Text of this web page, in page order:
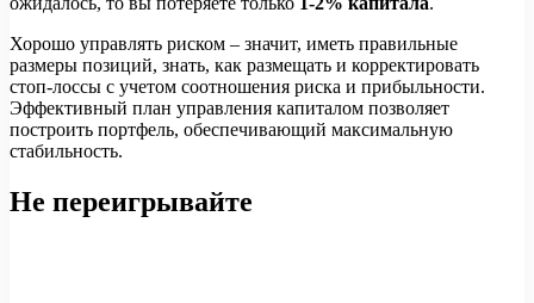
Хорошо управлять риском – значит, иметь правильные
размеры позиций, знать, как размещать и корректировать
стоп-лоссы с учетом соотношения риска и прибыльности.
Эффективный план управления капиталом позволяет
построить портфель, обеспечивающий максимальную
стабильность.
Не переигрывайте